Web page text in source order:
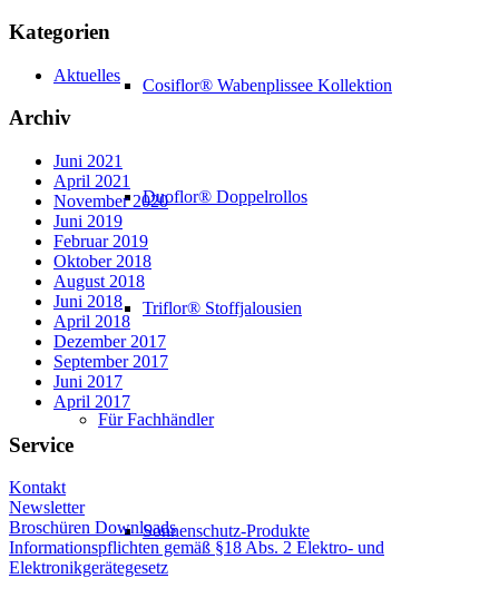
Cosiflor® Wabenplissee Kollektion
Duoflor® Doppelrollos
Triflor® Stoffjalousien
Für Fachhändler
Sonnenschutz-Produkte
Kategorien
Aktuelles
Archiv
Juni 2021
April 2021
November 2020
Juni 2019
Februar 2019
Oktober 2018
August 2018
Juni 2018
April 2018
Dezember 2017
September 2017
Juni 2017
April 2017
Service
Kontakt
Newsletter
Broschüren Downloads
Informationspflichten gemäß §18 Abs. 2 Elektro- und
Elektronikgerätegesetz